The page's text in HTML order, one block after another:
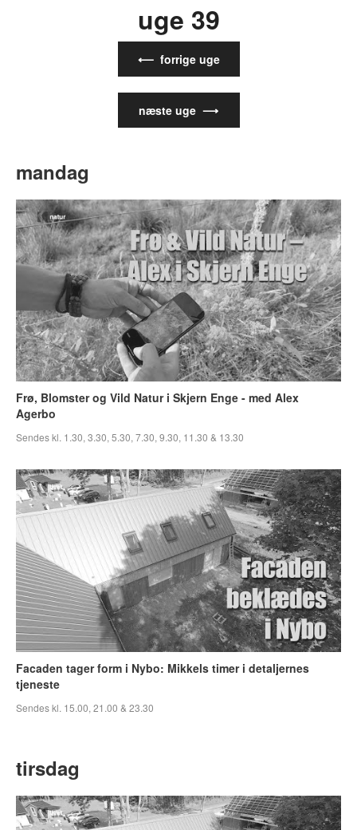
uge 39
⟵ forrige uge
næste uge ⟶
mandag
Frø, Blomster og Vild Natur i Skjern Enge - med Alex
Agerbo
Sendes kl. 1.30, 3.30, 5.30, 7.30, 9.30, 11.30 & 13.30
Facaden tager form i Nybo: Mikkels timer i detaljernes
tjeneste
Sendes kl. 15.00, 21.00 & 23.30
tirsdag